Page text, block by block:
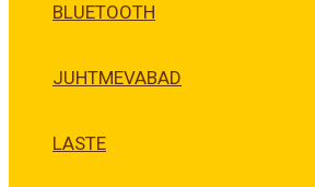
BLUETOOTH
JUHTMEVABAD
LASTE